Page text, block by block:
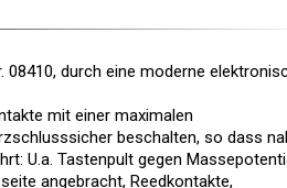
durch eine moderne
mit einer maximalen
beschalten, so dass
U.a. Tastenpult gegen
angebracht, Reedkontakte,